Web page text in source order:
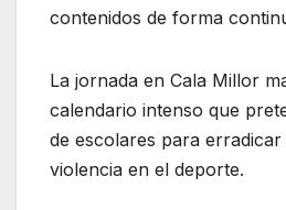
contenidos de forma
La jornada en Cala Millor
calendario intenso que
de escolares para
violencia en el deporte.